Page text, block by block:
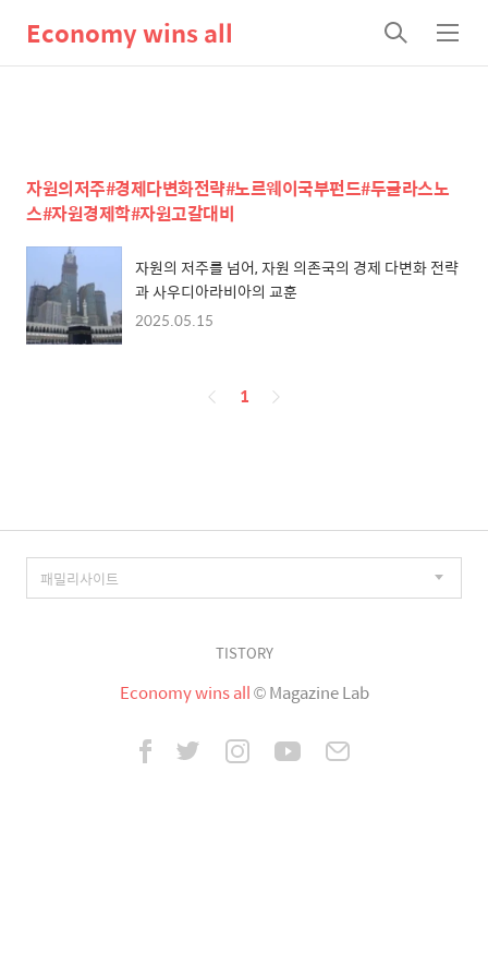
Economy wins all
검
색
메
뉴
자원의저주#경제다변화전략#노르웨이국부펀드#두글라스노
스#자원경제학#자원고갈대비
자원의 저주를 넘어, 자원 의존국의 경제 다변화 전략
과 사우디아라비아의 교훈
2025.05.15
페
1
TISTORY
Economy wins all© Magazine Lab